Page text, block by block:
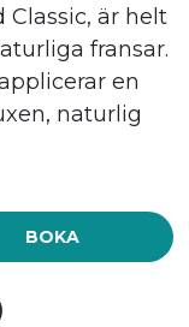
är helt
fransar.
en
naturlig
BOKA